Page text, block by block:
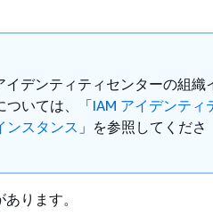
デンティティセンターの組織
ついては、「IAM アイデンティ
ンスタンス 」を参照してくださ
ります。